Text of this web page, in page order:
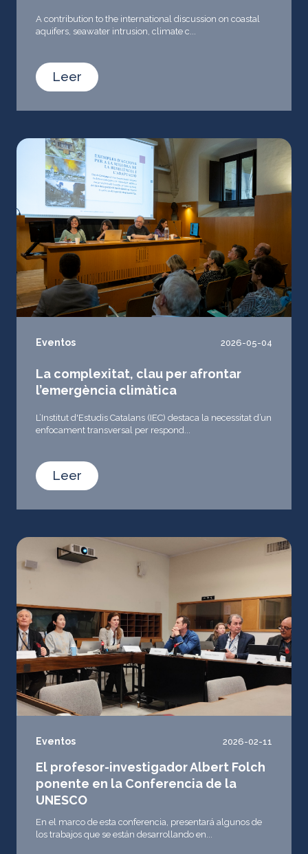
A contribution to the international discussion on coastal
aquifers, seawater intrusion, climate c...
Leer
Eventos 2026-05-04
La complexitat, clau per afrontar
l’emergència climàtica
L’Institut d'Estudis Catalans (IEC) destaca la necessitat d’un
enfocament transversal per respond...
Leer
Eventos 2026-02-11
El profesor-investigador Albert Folch
ponente en la Conferencia de la
UNESCO
En el marco de esta conferencia, presentará algunos de
los trabajos que se están desarrollando en...